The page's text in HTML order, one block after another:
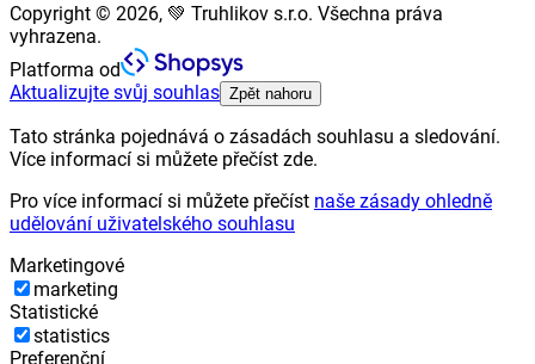
Copyright © 2026, 💚 Truhlikov s.r.o. Všechna práva
vyhrazena.
Platforma od
Aktualizujte svůj souhlas Zpět nahoru
Tato stránka pojednává o zásadách souhlasu a sledování.
Více informací si můžete přečíst zde.
Pro více informací si můžete přečíst naše zásady ohledně
udělování uživatelského souhlasu
Marketingové
marketing
Statistické
statistics
Preferenční